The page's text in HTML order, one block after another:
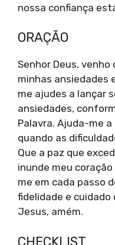
nossa confiança
ORAÇÃO
Senhor Deus,
minhas ansiedades
me ajudes a lançar
ansiedades,
Palavra. Ajuda-me
quando as
Que a paz que
inunde meu
me em cada passo
fidelidade e
Jesus, amém.
CHECKLIST